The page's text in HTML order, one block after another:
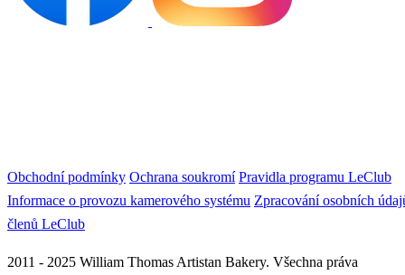
Obchodní podmínky Ochrana soukromí Pravidla programu LeClub
Informace o provozu kamerového systému Zpracování osobních
členů LeClub
2011 - 2025 William Thomas Artistan Bakery. Všechna práva